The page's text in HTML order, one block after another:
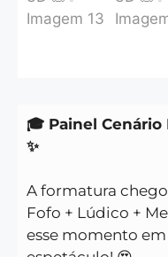
🎓 Painel Cenário
✨
A formatura
Fofo + Lúdico +
esse momento